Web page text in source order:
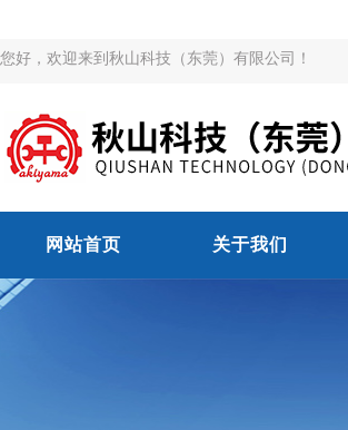
您好，欢迎来到秋山科技（东莞）有限公司！
网站首页 关于我们